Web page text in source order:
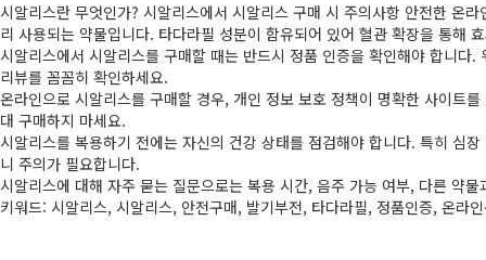
시알리스란 무엇인가? 시알리스에서 시알리스 구매 시 주의사항 안전한 온
리 사용되는 약물입니다. 타다라필 성분이 함유되어 있어 혈관 확장을 통해
시알리스에서 시알리스를 구매할 때는 반드시 정품 인증을 확인해야 합니
리뷰를 꼼꼼히 확인하세요.
온라인으로 시알리스를 구매할 경우, 개인 정보 보호 정책이 명확한 사이트
대 구매하지 마세요.
시알리스를 복용하기 전에는 자신의 건강 상태를 점검해야 합니다. 특히 심
니 주의가 필요합니다.
시알리스에 대해 자주 묻는 질문으로는 복용 시간, 음주 가능 여부, 다른 약
키워드: 시알리스, 시알리스, 안전구매, 발기부전, 타다라필, 정품인증, 온라